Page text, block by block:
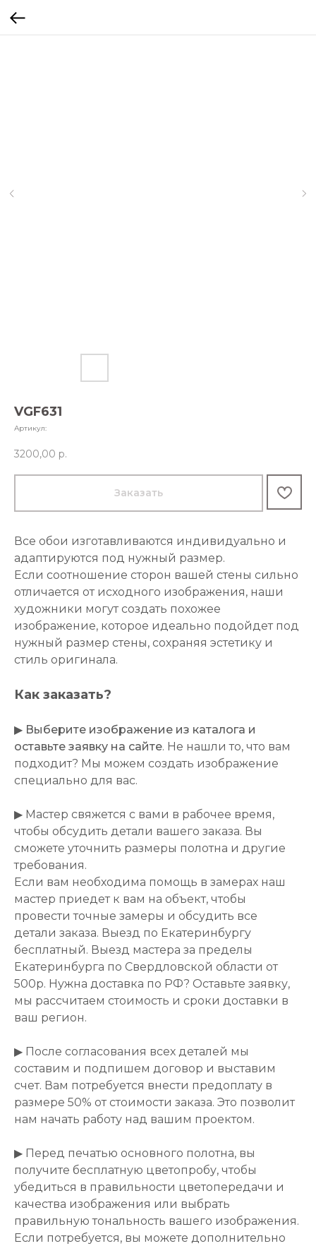
VGF631
Артикул:
3200,00 р.
Заказать
Все обои изготавливаются индивидуально и
адаптируются под нужный размер.
Если соотношение сторон вашей стены сильно
отличается от исходного изображения, наши
художники могут создать похожее
изображение, которое идеально подойдет под
нужный размер стены, сохраняя эстетику и
стиль оригинала.
Как заказать?
▶ Выберите изображение из каталога и
оставьте заявку на сайте. Не нашли то, что вам
подходит? Мы можем создать изображение
специально для вас.
▶ Мастер свяжется с вами в рабочее время,
чтобы обсудить детали вашего заказа. Вы
сможете уточнить размеры полотна и другие
требования.
Если вам необходима помощь в замерах наш
мастер приедет к вам на объект, чтобы
провести точные замеры и обсудить все
детали заказа. Выезд по Екатеринбургу
бесплатный. Выезд мастера за пределы
Екатеринбурга по Свердловской области от
500р. Нужна доставка по РФ? Оставьте заявку,
мы рассчитаем стоимость и сроки доставки в
ваш регион.
▶ После согласования всех деталей мы
составим и подпишем договор и выставим
счет. Вам потребуется внести предоплату в
размере 50% от стоимости заказа. Это позволит
нам начать работу над вашим проектом.
▶ Перед печатью основного полотна, вы
получите бесплатную цветопробу, чтобы
убедиться в правильности цветопередачи и
качества изображения или выбрать
правильную тональность вашего изображения.
Если потребуется, вы можете дополнительно